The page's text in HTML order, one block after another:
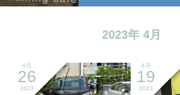
2023年 4月
4月
26
2023
4月
19
2023